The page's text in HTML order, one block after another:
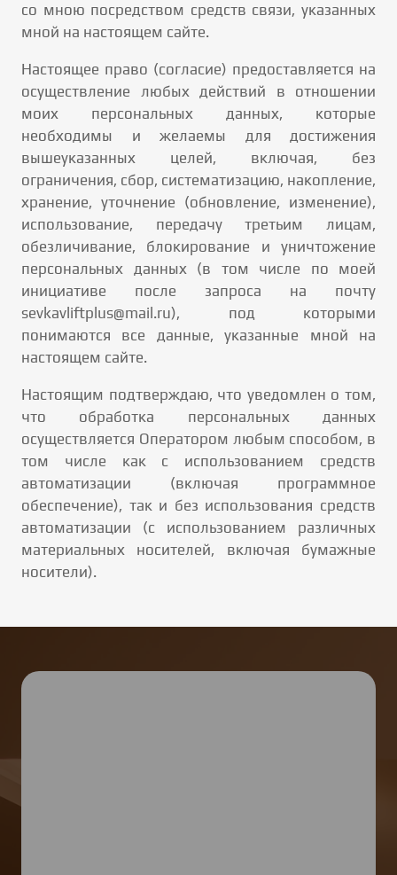
со мною посредством средств связи, указанных
мной на настоящем сайте.
Настоящее право (согласие) предоставляется на
осуществление любых действий в отношении
моих персональных данных, которые
необходимы и желаемы для достижения
вышеуказанных целей, включая, без
ограничения, сбор, систематизацию, накопление,
хранение, уточнение (обновление, изменение),
использование, передачу третьим лицам,
обезличивание, блокирование и уничтожение
персональных данных (в том числе по моей
инициативе после запроса на почту
sevkavliftplus@mail.ru), под которыми
понимаются все данные, указанные мной на
настоящем сайте.
Настоящим подтверждаю, что уведомлен о том,
что обработка персональных данных
осуществляется Оператором любым способом, в
том числе как с использованием средств
автоматизации (включая программное
обеспечение), так и без использования средств
автоматизации (с использованием различных
материальных носителей, включая бумажные
носители).